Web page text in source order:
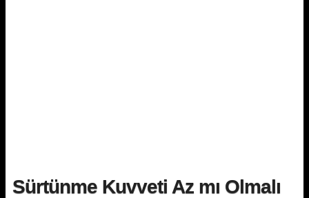
Sürtünme Kuvveti Az mı Olmalı